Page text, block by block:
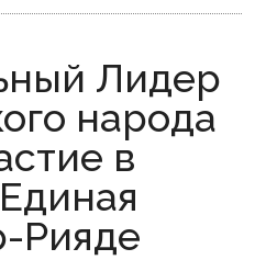
Лидер
народа
в
Рияде